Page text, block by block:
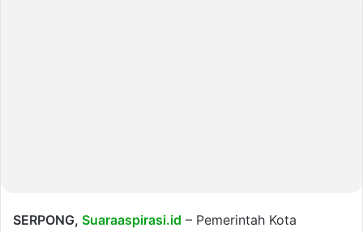
SERPONG, Suaraaspirasi.id – Pemerintah Kota